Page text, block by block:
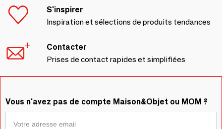
S'inspirer
Inspiration et sélections de produits tendances
Contacter
Prises de contact rapides et simplifiées
Vous n'avez pas de compte Maison&Objet ou MOM ?